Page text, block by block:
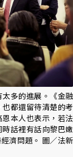
多的進展。《金融
都還留待清楚的考
本人也表示，若法
話裡有話向黎巴嫩
濟問題。 圖／法新